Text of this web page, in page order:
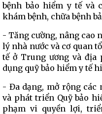
bệnh bảo hiểm y tế và
khám bệnh, chữa bệnh
- Tăng cường, nâng cao
lý nhà nước và cơ quan
tế ở Trung ương và địa
dụng quỹ bảo hiểm y tế
- Đa dạng, mở rộng các
và phát triển Quỹ bảo
phạm vi quyền lợi,